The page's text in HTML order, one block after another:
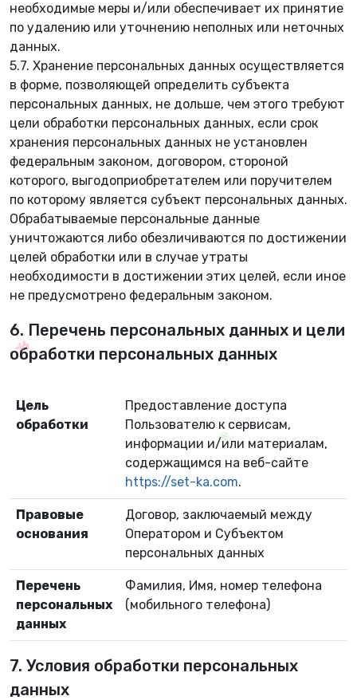
✿
❁
🍀
необходимые меры и/или обеспечивает их принятие
по удалению или уточнению неполных или неточных
данных.
5.7. Хранение персональных данных осуществляется
в форме, позволяющей определить субъекта
персональных данных, не дольше, чем этого требуют
цели обработки персональных данных, если срок
хранения персональных данных не установлен
федеральным законом, договором, стороной
которого, выгодоприобретателем или поручителем
по которому является субъект персональных данных.
Обрабатываемые персональные данные
уничтожаются либо обезличиваются по достижении
целей обработки или в случае утраты
необходимости в достижении этих целей, если иное
не предусмотрено федеральным законом.
6. Перечень персональных данных и цели
обработки персональных данных
Цель
обработки
Предоставление доступа
Пользователю к сервисам,
информации и/или материалам,
содержащимся на веб-сайте
https://set-ka.com.
Правовые
основания
Договор, заключаемый между
Оператором и Субъектом
персональных данных
Перечень
персональных
данных
Фамилия, Имя, номер телефона
(мобильного телефона)
7. Условия обработки персональных
данных